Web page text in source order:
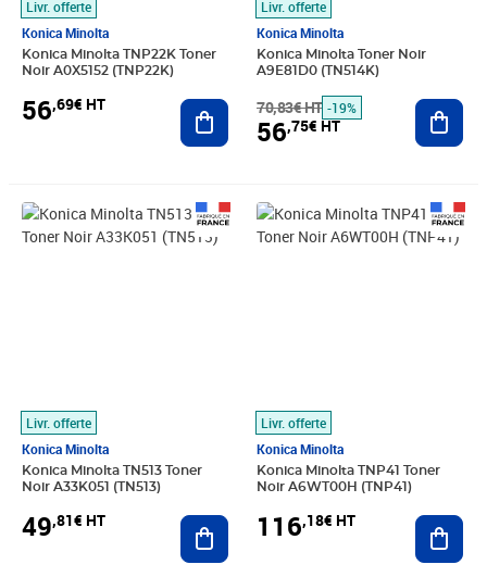
Livr. offerte
Konica Minolta
Konica Minolta TNP22K Toner
Noir A0X5152 (TNP22K)
56,69€ HT Ajouter au panier
Livr. offerte
Konica Minolta
Konica Minolta Toner Noir
A9E81D0 (TN514K)
70,83€ HT -19%
56,75€ HT
Livr. offerte
Konica Minolta
Konica Minolta TN513 Toner
Noir A33K051 (TN513)
49,81€ HT
Prix 49,81€ HT
Ajouter au panier
Livr. offerte
Konica Minolta
Konica Minolta TNP41 Toner
Noir A6WT00H (TNP41)
116,18€ HT
Prix 116,18€ HT